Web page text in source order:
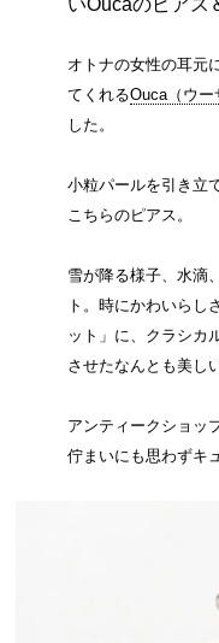
いOucaのピアス
オトナの女性の耳元
てくれるOuca（ウー
した。
小粒パールを引き立
こちらのピアス。
雪が降る様子、水滴
ト。時にかわいらし
ット」に、クラシカ
させたなんとも美し
アンティークショッ
佇まいにも思わずキ